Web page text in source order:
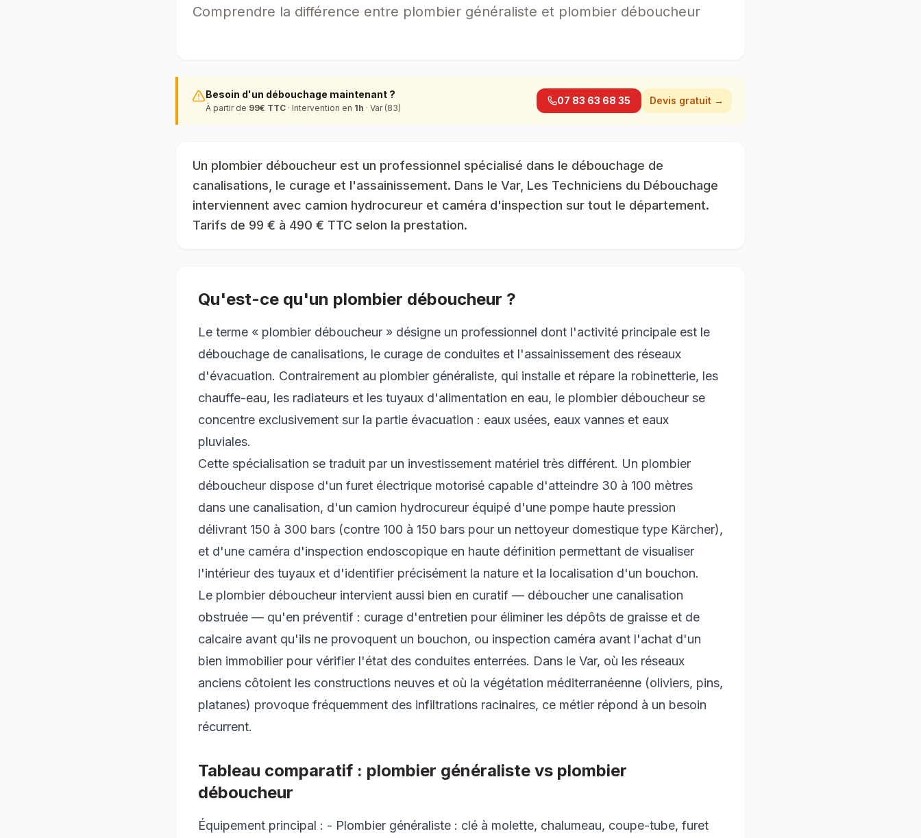
Comprendre la différence entre plombier généraliste et plombier déboucheur
Besoin d'un débouchage maintenant ?
À partir de 99€ TTC · Intervention en 1h · Var (83)
07 83 63 68 35 Devis gratuit →
Un plombier déboucheur est un professionnel spécialisé dans le débouchage de
canalisations, le curage et l'assainissement. Dans le Var, Les Techniciens du Débouchage
interviennent avec camion hydrocureur et caméra d'inspection sur tout le département.
Tarifs de 99 € à 490 € TTC selon la prestation.
Qu'est-ce qu'un plombier déboucheur ?
Le terme « plombier déboucheur » désigne un professionnel dont l'activité principale est le
débouchage de canalisations, le curage de conduites et l'assainissement des réseaux
d'évacuation. Contrairement au plombier généraliste, qui installe et répare la robinetterie, les
chauffe-eau, les radiateurs et les tuyaux d'alimentation en eau, le plombier déboucheur se
concentre exclusivement sur la partie évacuation : eaux usées, eaux vannes et eaux
pluviales.
Cette spécialisation se traduit par un investissement matériel très différent. Un plombier
déboucheur dispose d'un furet électrique motorisé capable d'atteindre 30 à 100 mètres
dans une canalisation, d'un camion hydrocureur équipé d'une pompe haute pression
délivrant 150 à 300 bars (contre 100 à 150 bars pour un nettoyeur domestique type Kärcher),
et d'une caméra d'inspection endoscopique en haute définition permettant de visualiser
l'intérieur des tuyaux et d'identifier précisément la nature et la localisation d'un bouchon.
Le plombier déboucheur intervient aussi bien en curatif — déboucher une canalisation
obstruée — qu'en préventif : curage d'entretien pour éliminer les dépôts de graisse et de
calcaire avant qu'ils ne provoquent un bouchon, ou inspection caméra avant l'achat d'un
bien immobilier pour vérifier l'état des conduites enterrées. Dans le Var, où les réseaux
anciens côtoient les constructions neuves et où la végétation méditerranéenne (oliviers, pins,
platanes) provoque fréquemment des infiltrations racinaires, ce métier répond à un besoin
récurrent.
Tableau comparatif : plombier généraliste vs plombier
déboucheur
Équipement principal : - Plombier généraliste : clé à molette, chalumeau, coupe-tube, furet